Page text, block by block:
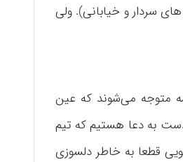
سردار و خیابانی). ولی
متوجه می‌شوند که عین
به دعا هستیم که تیم
قطعا به خاطر دلسوزی